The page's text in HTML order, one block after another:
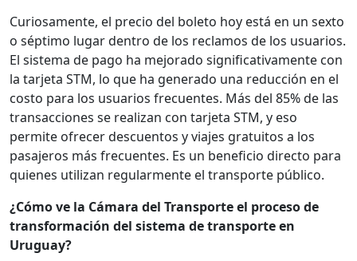
Curiosamente, el precio del boleto hoy está en un sexto
o séptimo lugar dentro de los reclamos de los usuarios.
El sistema de pago ha mejorado significativamente con
la tarjeta STM, lo que ha generado una reducción en el
costo para los usuarios frecuentes. Más del 85% de las
transacciones se realizan con tarjeta STM, y eso
permite ofrecer descuentos y viajes gratuitos a los
pasajeros más frecuentes. Es un beneficio directo para
quienes utilizan regularmente el transporte público.
¿Cómo ve la Cámara del Transporte el proceso de
transformación del sistema de transporte en
Uruguay?